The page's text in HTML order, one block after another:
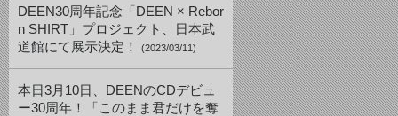
DEEN30周年記念「DEEN × Rebor
n SHIRT」プロジェクト、日本武
道館にて展示決定！
(2023/03/11)
本日3月10日、DEENのCDデビュ
ー30周年！「このまま君だけを奪